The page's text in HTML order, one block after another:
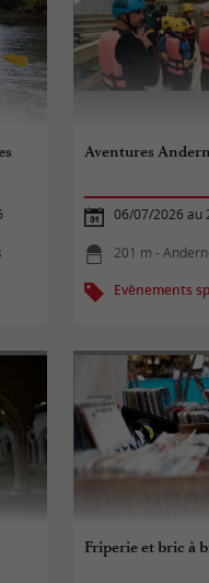
Aventures
06/07/2026 au
201 m -
Evènements
Friperie et bric à